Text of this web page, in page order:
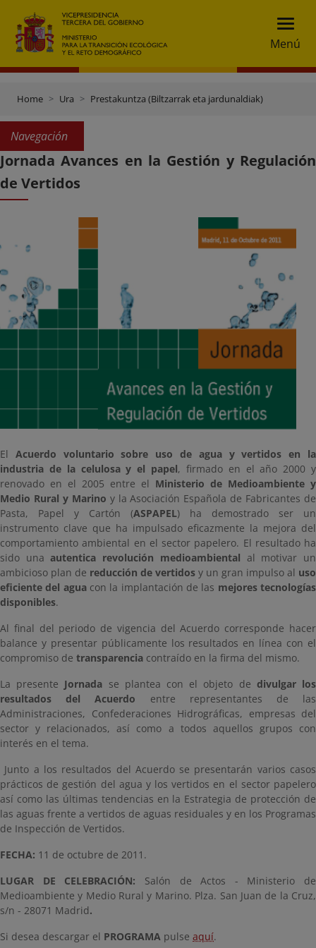
Menú
Home Ura Prestakuntza (Biltzarrak eta jardunaldiak)
Navegación
Jornada Avances en la Gestión y Regulación
de Vertidos
El Acuerdo voluntario sobre uso de agua y vertidos en la
industria de la celulosa y el papel, firmado en el año 2000 y
renovado en el 2005 entre el Ministerio de Medioambiente y
Medio Rural y Marino y la Asociación Española de Fabricantes de
Pasta, Papel y Cartón (ASPAPEL) ha demostrado ser un
instrumento clave que ha impulsado eficazmente la mejora del
comportamiento ambiental en el sector papelero. El resultado ha
sido unaautentica revolución medioambiental al motivar un
ambicioso plan de reducción de vertidos y un gran impulso al uso
eficiente del aguacon la implantación de las mejores tecnologías
disponibles.
Al final del periodo de vigencia del Acuerdo corresponde hacer
balance y presentar públicamente los resultados en línea con el
compromiso de transparencia contraído en la firma del mismo.
La presente Jornada se plantea con el objeto de divulgar los
resultados del Acuerdo entre representantes de las
Administraciones, Confederaciones Hidrográficas, empresas del
sector y relacionados, así como a todos aquellos grupos con
interés en el tema.
Junto a los resultados del Acuerdo se presentarán varios casos
prácticos de gestión del agua y los vertidos en el sector papelero
así como las últimas tendencias en la Estrategia de protección de
las aguas frente a vertidos de aguas residuales y en los Programas
de Inspección de Vertidos.
FECHA: 11 de octubre de 2011.
LUGAR DE CELEBRACIÓN: Salón de Actos - Ministerio de
Medioambiente y Medio Rural y Marino. Plza. San Juan de la Cruz,
s/n - 28071 Madrid.
Si desea descargar el PROGRAMA pulse aquí.